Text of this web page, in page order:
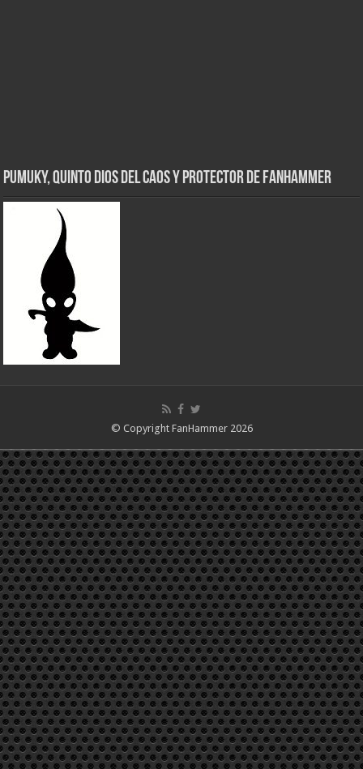
Pumuky, Quinto Dios del Caos y Protector de FanHammer
© Copyright FanHammer 2026